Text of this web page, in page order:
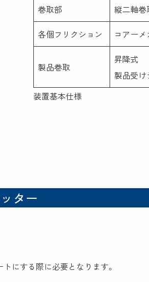
巻取部 縦二軸巻
各個フリクション コアー
製品巻取
昇降式
製品受
装置基本仕様
ター
にする際に必要となります。